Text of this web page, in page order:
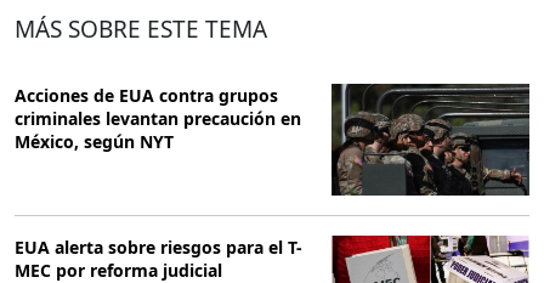
MÁS SOBRE ESTE TEMA
Acciones de EUA contra grupos
criminales levantan precaución en
México, según NYT
EUA alerta sobre riesgos para el T-
MEC por reforma judicial